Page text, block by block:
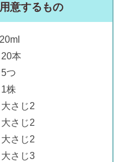
意するもの
じ2
2
じ2
さじ3